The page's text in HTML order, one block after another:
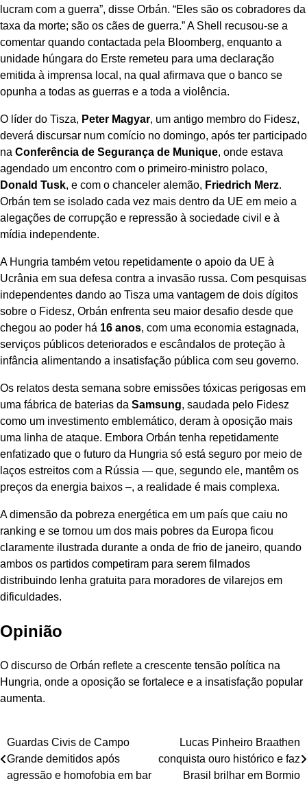
lucram com a guerra”, disse Orbán. “Eles são os cobradores da
taxa da morte; são os cães de guerra.” A Shell recusou-se a
comentar quando contactada pela Bloomberg, enquanto a
unidade húngara do Erste remeteu para uma declaração
emitida à imprensa local, na qual afirmava que o banco se
opunha a todas as guerras e a toda a violência.
O líder do Tisza, Peter Magyar, um antigo membro do Fidesz,
deverá discursar num comício no domingo, após ter participado
na Conferência de Segurança de Munique, onde estava
agendado um encontro com o primeiro-ministro polaco,
Donald Tusk, e com o chanceler alemão, Friedrich Merz.
Orbán tem se isolado cada vez mais dentro da UE em meio a
alegações de corrupção e repressão à sociedade civil e à
mídia independente.
A Hungria também vetou repetidamente o apoio da UE à
Ucrânia em sua defesa contra a invasão russa. Com pesquisas
independentes dando ao Tisza uma vantagem de dois dígitos
sobre o Fidesz, Orbán enfrenta seu maior desafio desde que
chegou ao poder há 16 anos, com uma economia estagnada,
serviços públicos deteriorados e escândalos de proteção à
infância alimentando a insatisfação pública com seu governo.
Os relatos desta semana sobre emissões tóxicas perigosas em
uma fábrica de baterias da Samsung, saudada pelo Fidesz
como um investimento emblemático, deram à oposição mais
uma linha de ataque. Embora Orbán tenha repetidamente
enfatizado que o futuro da Hungria só está seguro por meio de
laços estreitos com a Rússia — que, segundo ele, mantêm os
preços da energia baixos –, a realidade é mais complexa.
A dimensão da pobreza energética em um país que caiu no
ranking e se tornou um dos mais pobres da Europa ficou
claramente ilustrada durante a onda de frio de janeiro, quando
ambos os partidos competiram para serem filmados
distribuindo lenha gratuita para moradores de vilarejos em
dificuldades.
Opinião
O discurso de Orbán reflete a crescente tensão política na
Hungria, onde a oposição se fortalece e a insatisfação popular
aumenta.
Navegação
de
Guardas Civis de Campo
Grande demitidos após
agressão e homofobia em bar
Lucas Pinheiro Braathen
conquista ouro histórico e faz
Brasil brilhar em Bormio